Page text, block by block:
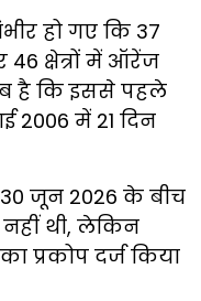
हो गए कि 37
46 क्षेत्रों में ऑरेंज
है कि इससे पहले
2006 में 21 दिन
जून 2026 के बीच
नहीं थी, लेकिन
प्रकोप दर्ज किया